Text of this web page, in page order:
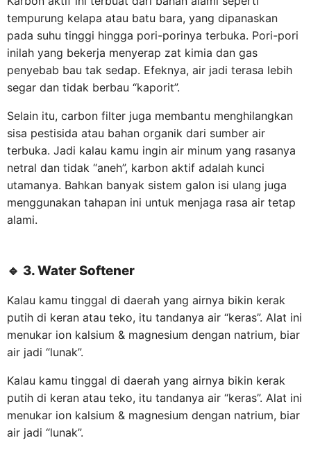
tempurung kelapa atau batu bara, yang dipanaskan
pada suhu tinggi hingga pori-porinya terbuka. Pori-pori
inilah yang bekerja menyerap zat kimia dan gas
penyebab bau tak sedap. Efeknya, air jadi terasa lebih
segar dan tidak berbau “kaporit”.
Selain itu, carbon filter juga membantu menghilangkan
sisa pestisida atau bahan organik dari sumber air
terbuka. Jadi kalau kamu ingin air minum yang rasanya
netral dan tidak “aneh”, karbon aktif adalah kunci
utamanya. Bahkan banyak sistem galon isi ulang juga
menggunakan tahapan ini untuk menjaga rasa air tetap
alami.
🔹 3. Water Softener
Kalau kamu tinggal di daerah yang airnya bikin kerak
putih di keran atau teko, itu tandanya air “keras”. Alat ini
menukar ion kalsium & magnesium dengan natrium, biar
air jadi “lunak”.
Kalau kamu tinggal di daerah yang airnya bikin kerak
putih di keran atau teko, itu tandanya air “keras”. Alat ini
menukar ion kalsium & magnesium dengan natrium, biar
air jadi “lunak”.